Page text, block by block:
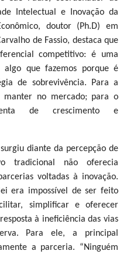
Intelectual e Inovação da
doutor (Ph.D) em
de Fassio, destaca que
competitivo: é uma
algo que fazemos porque é
de sobrevivência. Para a
no mercado; para o
de crescimento e
diante da percepção de
tradicional não oferecia
voltadas à inovação.
era impossível de ser feito
simplificar e oferecer
à ineficiência das vias
Para ele, a principal
a parceria. “Ninguém